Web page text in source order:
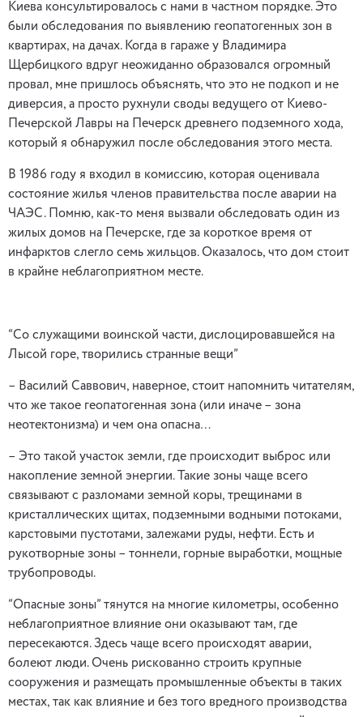
Киева консультировалось с нами в частном порядке. Это
были обследования по выявлению геопатогенных зон в
квартирах, на дачах. Когда в гараже у Владимира
Щербицкого вдруг неожиданно образовался огромный
провал, мне пришлось объяснять, что это не подкоп и не
диверсия, а просто рухнули своды ведущего от Киево-
Печерской Лавры на Печерск древнего подземного хода,
который я обнаружил после обследования этого места.
В 1986 году я входил в комиссию, которая оценивала
состояние жилья членов правительства после аварии на
ЧАЭС. Помню, как-то меня вызвали обследовать один из
жилых домов на Печерске, где за короткое время от
инфарктов слегло семь жильцов. Оказалось, что дом стоит
в крайне неблагоприятном месте.
“Со служащими воинской части, дислоцировавшейся на
Лысой горе, творились странные вещи”
– Василий Саввович, наверное, стоит напомнить читателям,
что же такое геопатогенная зона (или иначе – зона
неотектонизма) и чем она опасна…
– Это такой участок земли, где происходит выброс или
накопление земной энергии. Такие зоны чаще всего
связывают с разломами земной коры, трещинами в
кристаллических щитах, подземными водными потоками,
карстовыми пустотами, залежами руды, нефти. Есть и
рукотворные зоны – тоннели, горные выработки, мощные
трубопроводы.
“Опасные зоны” тянутся на многие километры, особенно
неблагоприятное влияние они оказывают там, где
пересекаются. Здесь чаще всего происходят аварии,
болеют люди. Очень рискованно строить крупные
сооружения и размещать промышленные объекты в таких
местах, так как влияние и без того вредного производства